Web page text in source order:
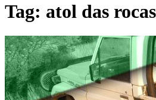
Tag: atol das rocas